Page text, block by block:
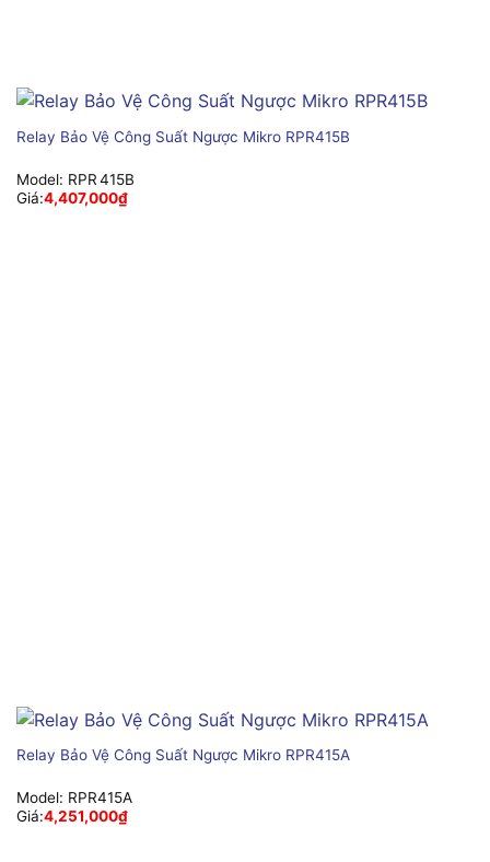
Relay Bảo Vệ Công Suất Ngược Mikro RPR415B
Model: RPR 415B
Giá:4,407,000₫
Relay Bảo Vệ Công Suất Ngược Mikro RPR415A
Model: RPR415A
Giá:4,251,000₫